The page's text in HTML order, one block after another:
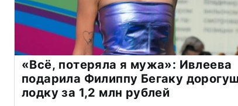
«Всё, потеряла я мужа»: Ивлеева
подарила Филиппу Бегаку
лодку за 1,2 млн рублей